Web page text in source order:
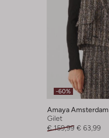
-60%
Amaya Amsterdam
Gilet
€ 159,99 € 63,99